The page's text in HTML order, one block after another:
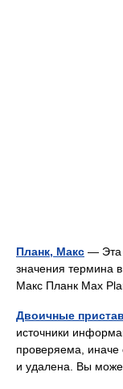
Планк, Макс — Эта
значения термина
Макс Планк Max
Двоичные
источники
проверяема,
и удалена. Вы